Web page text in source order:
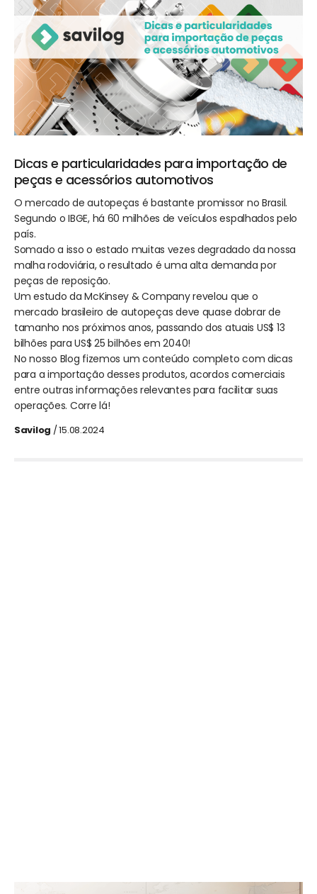
Dicas e particularidades para importação de
peças e acessórios automotivos
O mercado de autopeças é bastante promissor no Brasil.
Segundo o IBGE, há 60 milhões de veículos espalhados pelo
país.
Somado a isso o estado muitas vezes degradado da nossa
malha rodoviária, o resultado é uma alta demanda por
peças de reposição.
Um estudo da McKinsey & Company revelou que o
mercado brasileiro de autopeças deve quase dobrar de
tamanho nos próximos anos, passando dos atuais US$ 13
bilhões para US$ 25 bilhões em 2040!
No nosso Blog fizemos um conteúdo completo com dicas
para a importação desses produtos, acordos comerciais
entre outras informações relevantes para facilitar suas
operações. Corre lá!
Savilog / 15.08.2024